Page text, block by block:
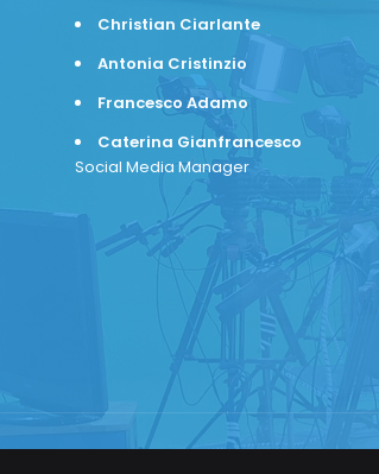
Christian Ciarlante
Antonia Cristinzio
Francesco Adamo
Caterina Gianfrancesco
Social Media Manager